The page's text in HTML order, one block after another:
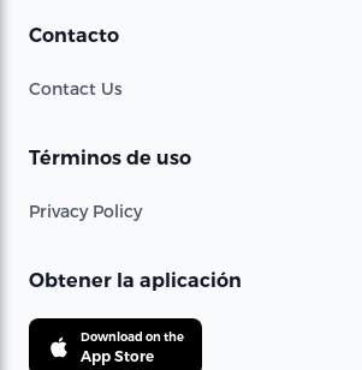
Contacto
Contact Us
Términos de uso
Privacy Policy
Obtener la aplicación
Download on the
App Store